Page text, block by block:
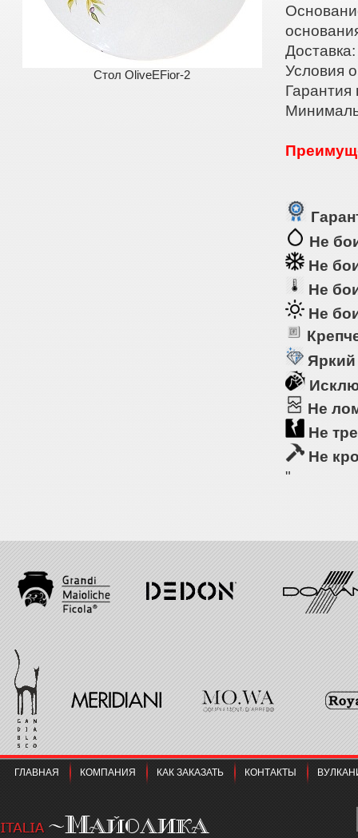
Стол OliveEFior-2
Условия
Гарантия
Не
Не
Не
Не
Не
Не
Не
"
ГЛАВНАЯ КОМПАНИЯ КАК ЗАКАЗАТЬ КОНТАКТЫ